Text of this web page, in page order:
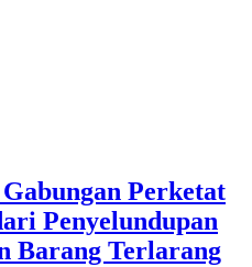
Perketat
Penyelundupan
Barang Terlarang